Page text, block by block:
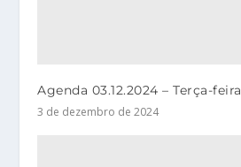
Agenda 03.12.2024 – Terça-feira
3 de dezembro de 2024